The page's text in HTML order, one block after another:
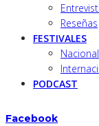
Reseñas
FESTIVALES
Nacional
PODCAST
Facebook